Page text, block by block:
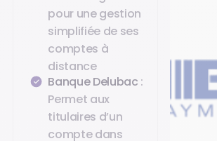
pour une gestion
simplifiée de ses
comptes à
distance
Banque Delubac :
Permet aux
titulaires d’un
compte dans